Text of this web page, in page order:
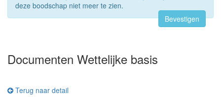
deze boodschap niet meer te zien.
Bevestigen
Documenten Wettelijke basis
Terug naar detail